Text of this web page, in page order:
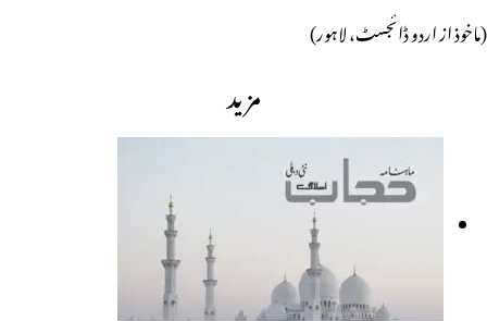
(ماخوذ از اردو ڈائجسٹ، لاہور)
مزید